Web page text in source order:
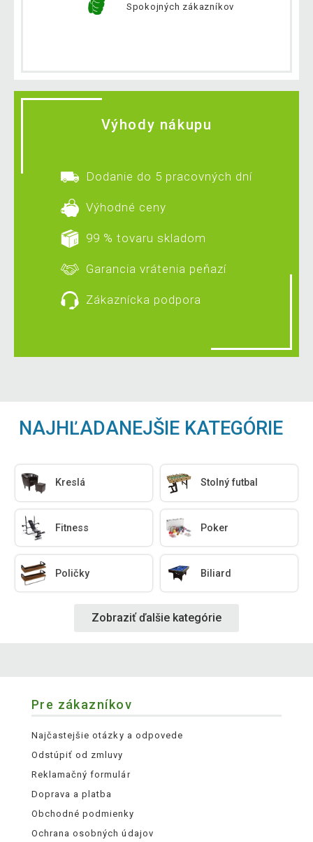
Spokojných zákazníkov
Výhody nákupu
Dodanie do 5 pracovných dní
Výhodné ceny
99 % tovaru skladom
Garancia vrátenia peňazí
Zákaznícka podpora
NAJHĽADANEJŠIE KATEGÓRIE
Kreslá Stolný futbal
Fitness Poker
Poličky Biliard
Zobraziť ďalšie kategórie
Pre zákazníkov
Najčastejšie otázky a odpovede
Odstúpiť od zmluvy
Reklamačný formulár
Doprava a platba
Obchodné podmienky
Ochrana osobných údajov